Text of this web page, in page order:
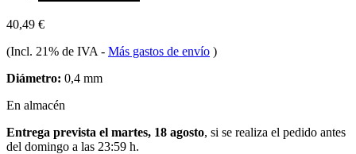
40,49 €
(Incl. 21% de IVA - Más gastos de envío )
Diámetro: 0,4 mm
En almacén
Entrega prevista el martes, 18 agosto, si se realiza el pedido antes
del domingo a las 23:59 h.